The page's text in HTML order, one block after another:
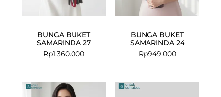
BUNGA BUKET
SAMARINDA 27
Rp1.360.000
BUNGA BUKET
SAMARINDA 24
Rp949.000